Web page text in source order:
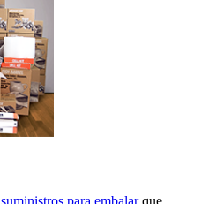
suministros para embalarque